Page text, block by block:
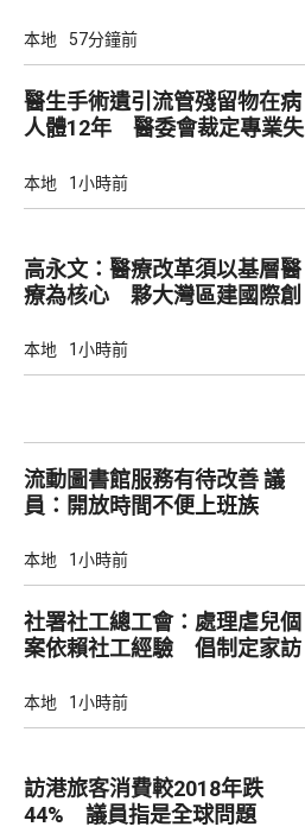
本地 57分鐘前
醫生手術遺引流管殘留物在病
人體12年 醫委會裁定專業失
本地 1小時前
高永文：醫療改革須以基層醫
療為核心 夥大灣區建國際創
本地 1小時前
流動圖書館服務有待改善 議
員：開放時間不便上班族
本地 1小時前
社署社工總工會：處理虐兒個
案依賴社工經驗 倡制定家訪
本地 1小時前
訪港旅客消費較2018年跌
44% 議員指是全球問題